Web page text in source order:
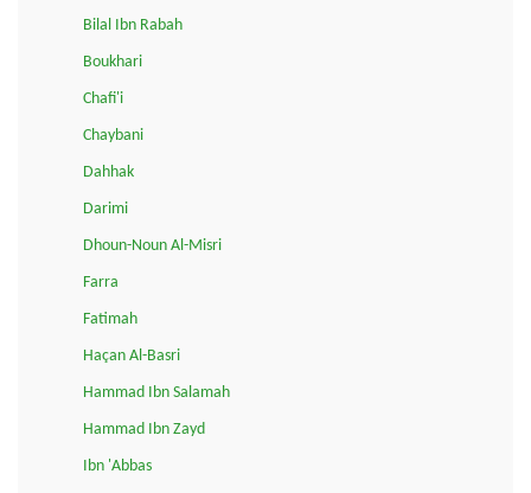
Bilal Ibn Rabah
Boukhari
Chafi'i
Chaybani
Dahhak
Darimi
Dhoun-Noun Al-Misri
Farra
Fatimah
Haçan Al-Basri
Hammad Ibn Salamah
Hammad Ibn Zayd
Ibn 'Abbas